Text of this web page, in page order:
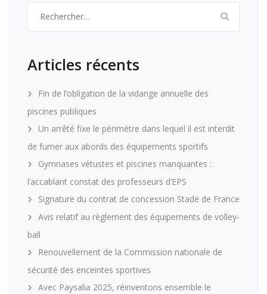
Articles récents
Fin de l’obligation de la vidange annuelle des
piscines publiques
Un arrêté fixe le périmètre dans lequel il est interdit
de fumer aux abords des équipements sportifs
Gymnases vétustes et piscines manquantes :
l’accablant constat des professeurs d’EPS
Signature du contrat de concession Stade de France
Avis relatif au règlement des équipements de volley-
ball
Renouvellement de la Commission nationale de
sécurité des enceintes sportives
Avec Paysalia 2025, réinventons ensemble le